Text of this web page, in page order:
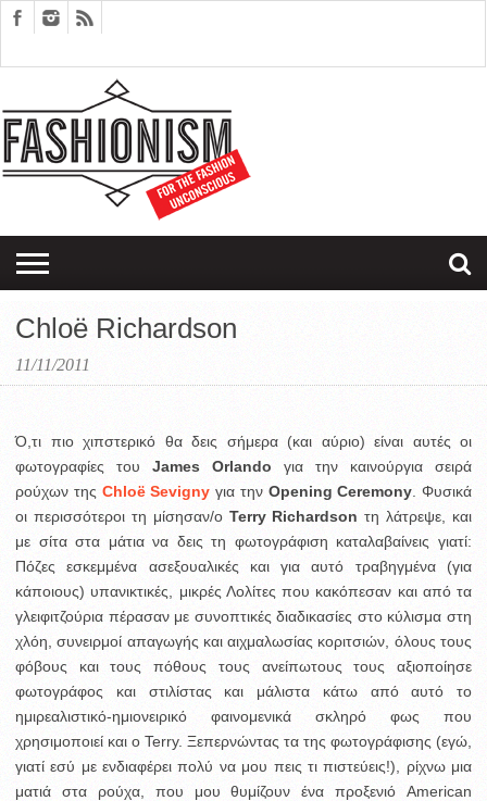
EDITORIALS
COUPLES
THERAPY
SARTORIAGRAM
Chloë Richardson
11/11/2011
Ό,τι πιο χιπστερικό θα δεις σήμερα (και αύριο) είναι αυτές οι
φωτογραφίες του James Orlando για την καινούργια σειρά
ρούχων της Chloë Sevigny για την Opening Ceremony Φυσικά
οι περισσότεροι τη μίσησαν/ο Terry Richardson τη λάτρεψε, και
με σίτα στα μάτια να δεις τη φωτογράφιση καταλαβαίνεις γιατί:
Πόζες εσκεμμένα ασεξουαλικές και για αυτό τραβηγμένα (για
κάποιους) υπανικτικές, μικρές Λολίτες που κακόπεσαν και από τα
γλειφιτζούρια πέρασαν με συνοπτικές διαδικασίες στο κύλισμα στη
χλόη, συνειρμοί απαγωγής και αιχμαλωσίας κοριτσιών, όλους τους
φόβους και τους πόθους τους ανείπωτους τους αξιοποίησε
φωτογράφος και στιλίστας και μάλιστα κάτω από αυτό το
ημιρεαλιστικό-ημιονειρικό φαινομενικά σκληρό φως που
χρησιμοποιεί και ο Terry. Ξεπερνώντας τα της φωτογράφισης (εγώ,
γιατί εσύ με ενδιαφέρει πολύ να μου πεις τι πιστεύεις!), ρίχνω μια
ματιά στα ρούχα, που μου θυμίζουν ένα προξενιό American